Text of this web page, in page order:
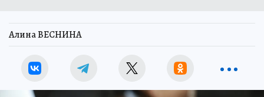
Алина ВЕСНИНА